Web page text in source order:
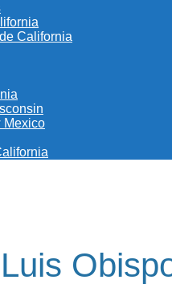
California
Mexico